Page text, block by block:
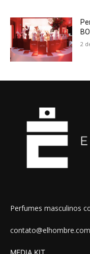
2
Perfumes masculinos
MEDIA KIT